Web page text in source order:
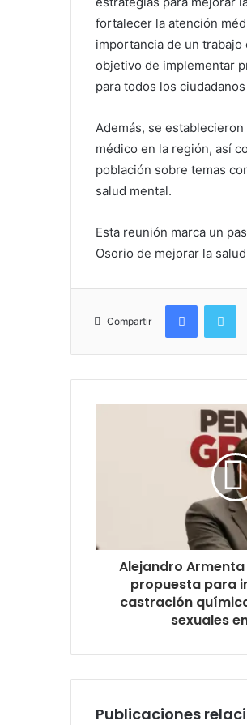
fortalecer la atención
importancia de un
objetivo de implementar
para todos los
Además, se
médico en la región, así
población sobre temas
salud mental.
Esta reunión marca un
Osorio de mejorar la
Compartir
Facebook
Alejandro
propuesta para
castración
sexuales
Publicaciones